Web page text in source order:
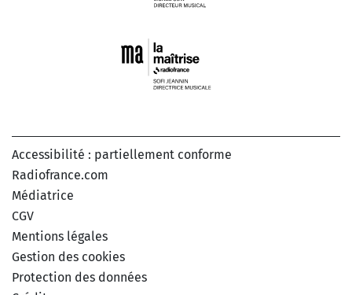
Accessibilité : partiellement conforme
Radiofrance.com
Médiatrice
CGV
Mentions légales
Gestion des cookies
Protection des données